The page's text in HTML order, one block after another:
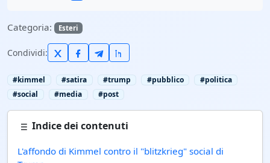
Categoria: Esteri
Condividi:
#kimmel #satira #trump #pubblico
#politica
#social
#media #post
Indice dei contenuti
L'affondo di Kimmel contro il "blitzkrieg" social di